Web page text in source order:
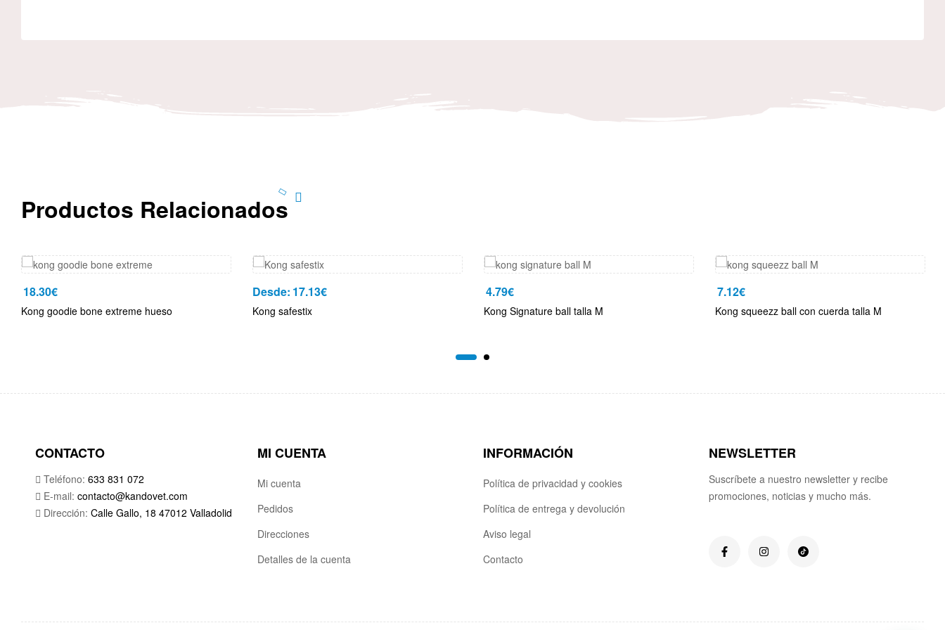
Productos Relacionados
18.30€
Kong goodie bone extreme hueso
Desde: 17.13€
Kong safestix
4.79€
Kong Signature ball talla M
7.12€
Kong squeezz ball con cuerda talla M
CONTACTO
Teléfono: 633 831 072
E-mail: contacto@kandovet.com
Dirección: Calle Gallo, 18 47012 Valladolid
MI CUENTA
Mi cuenta
Pedidos
Direcciones
Detalles de la cuenta
INFORMACIÓN
Política de privacidad y cookies
Política de entrega y devolución
Aviso legal
Contacto
NEWSLETTER
Suscríbete a nuestro newsletter y recibe
promociones, noticias y mucho más.